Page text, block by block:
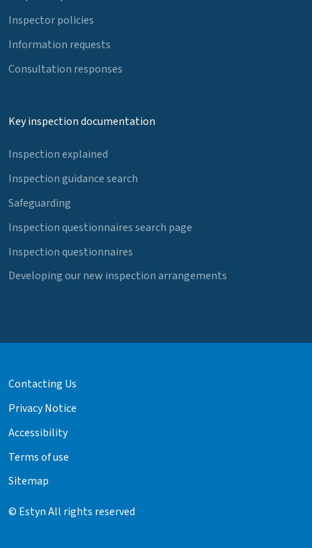
Inspector policies
Information requests
Consultation responses
Key inspection documentation
Inspection explained
Inspection guidance search
Safeguarding
Inspection questionnaires search page
Inspection questionnaires
Developing our new inspection arrangements
Contacting Us
Privacy Notice
Accessibility
Terms of use
Sitemap
© Estyn All rights reserved